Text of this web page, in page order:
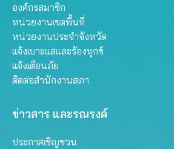
องค์กรสมาชิก
หน่วยงานเขตพื้นที่
หน่วยงานประจำจังหวัด
แจ้งเบาะแสและร้องทุกข์
แจ้งเตือนภัย
ติดต่อสำนักงานสภา
ข่าวสาร และรณรงค์
ประกาศเชิญชวน